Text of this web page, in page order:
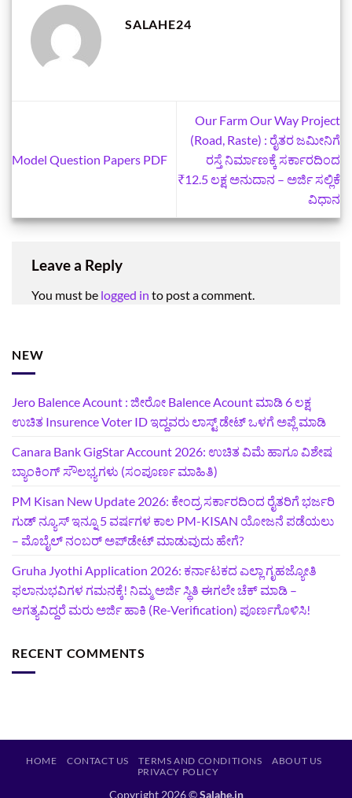
SALAHE24
Model Question Papers PDF
Our Farm Our Way Project
(Road, Raste) : ರೈತರ ಜಮೀನಿಗೆ
ರಸ್ತೆ ನಿರ್ಮಾಣಕ್ಕೆ ಸರ್ಕಾರದಿಂದ
₹12.5 ಲಕ್ಷ ಅನುದಾನ – ಅರ್ಜಿ ಸಲ್ಲಿಕೆ
ವಿಧಾನ
Leave a Reply
You must be logged in to post a comment.
NEW
Jero Balence Acount : ಜೀರೋ Balence Acount ಮಾಡಿ 6 ಲಕ್ಷ
ಉಚಿತ Insurence Voter ID ಇದ್ದವರು ಲಾಸ್ಟ್‌ ಡೇಟ್‌ ಒಳಗೆ ಅಪ್ಲೆ ಮಾಡಿ
Canara Bank GigStar Account 2026: ಉಚಿತ ವಿಮೆ ಹಾಗೂ ವಿಶೇಷ
ಬ್ಯಾಂಕಿಂಗ್ ಸೌಲಭ್ಯಗಳು (ಸಂಪೂರ್ಣ ಮಾಹಿತಿ)
PM Kisan New Update 2026: ಕೇಂದ್ರ ಸರ್ಕಾರದಿಂದ ರೈತರಿಗೆ ಭರ್ಜರಿ
ಗುಡ್‌ ನ್ಯೂಸ್ ಇನ್ನೂ 5 ವರ್ಷಗಳ ಕಾಲ PM-KISAN ಯೋಜನೆ ಪಡೆಯಲು
– ಮೊಬೈಲ್ ನಂಬರ್ ಅಪ್‌ಡೇಟ್ ಮಾಡುವುದು ಹೇಗೆ?
‍Gruha Jyothi Application 2026: ಕರ್ನಾಟಕದ ಎಲ್ಲಾ ಗೃಹಜ್ಯೋತಿ
ಫಲಾನುಭವಿಗಳ ಗಮನಕ್ಕೆ! ನಿಮ್ಮ ಅರ್ಜಿ ಸ್ಥಿತಿ ಈಗಲೇ ಚೆಕ್ ಮಾಡಿ –
ಅಗತ್ಯವಿದ್ದರೆ ಮರು ಅರ್ಜಿ ಹಾಕಿ (Re-Verification) ಪೂರ್ಣಗೊಳಿಸಿ!
RECENT COMMENTS
HOME CONTACT US TERMS AND CONDITIONS
ABOUT US
PRIVACY POLICY
Copyright 2026 ©Salahe.in